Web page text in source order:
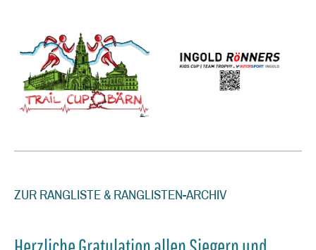
ZUR RANGLISTE & RANGLISTEN-ARCHIV